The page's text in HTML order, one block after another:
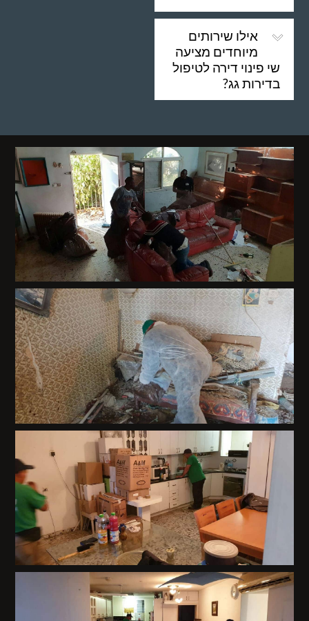
אילו שירותים
מיוחדים מציעה
שי פינוי דירה לטיפול
בדירות גג?